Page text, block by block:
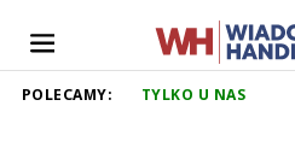
POLECAMY: TYLKO U NAS